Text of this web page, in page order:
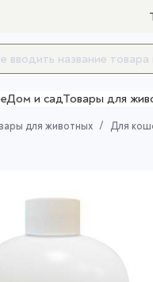
Дом и садТовары для
для животных Для